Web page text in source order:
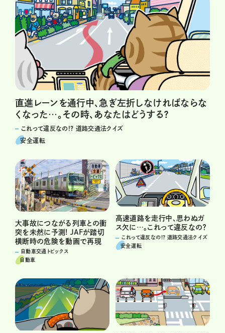
直進レーンを通行中、急ぎ左折しなければならな
くなった…。その時、あなたはどうする？
これって違反なの!? 道路交通法クイズ
安全運転
大事故につながる列車との衝
突を未然に予測! JAFが踏切
横断時の危険を動画で再現
自動車交通トピックス
自動車
高速道路を走行中、思わぬガ
ス欠に…。これって違反なの？
これって違反なの!? 道路交通法クイズ
安全運転